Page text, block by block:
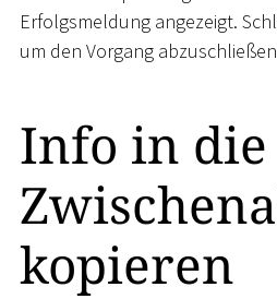
Erfolgsmeldung angezeigt.
um den Vorgang
Info in die
kopieren